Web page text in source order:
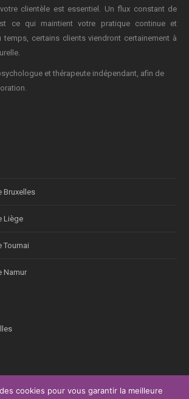
clientèle est essentiel. Un flux constant de
ce qui maintient votre pratique continue et
temps, certains clients viendront certainement à
et thérapeute indépendant, afin de
Bruxelles
Liège
Tournai
Namur
cookies pour vous garantir la meilleure